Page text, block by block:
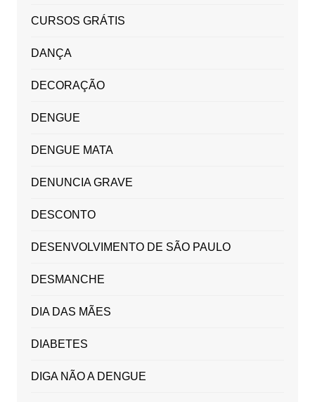
CURSOS GRÁTIS
DANÇA
DECORAÇÃO
DENGUE
DENGUE MATA
DENUNCIA GRAVE
DESCONTO
DESENVOLVIMENTO DE SÃO PAULO
DESMANCHE
DIA DAS MÃES
DIABETES
DIGA NÃO A DENGUE